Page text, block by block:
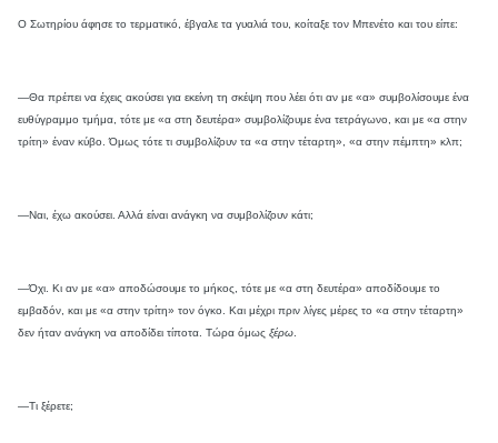
Ο Σωτηρίου άφησε το τερματικό, έβγαλε τα γυαλιά του, κοίταξε τον Μπενέτο και του είπε:
—Θα πρέπει να έχεις ακούσει για εκείνη τη σκέψη που λέει ότι αν με «α» συμβολίσουμε ένα
ευθύγραμμο τμήμα, τότε με «α στη δευτέρα» συμβολίζουμε ένα τετράγωνο, και με «α στην
τρίτη» έναν κύβο. Όμως τότε τι συμβολίζουν τα «α στην τέταρτη», «α στην πέμπτη» κλπ;
—Ναι, έχω ακούσει. Αλλά είναι ανάγκη να συμβολίζουν κάτι;
—Όχι. Κι αν με «α» αποδώσουμε το μήκος, τότε με «α στη δευτέρα» αποδίδουμε το
εμβαδόν, και με «α στην τρίτη» τον όγκο. Και μέχρι πριν λίγες μέρες το «α στην τέταρτη»
δεν ήταν ανάγκη να αποδίδει τίποτα. Τώρα όμως ξέρω
—Τι ξέρετε;